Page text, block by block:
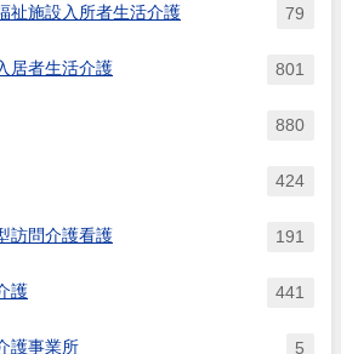
祉施設入所者生活介護 79
居者生活介護 801
880
424
訪問介護看護 191
護 441
護事業所 5